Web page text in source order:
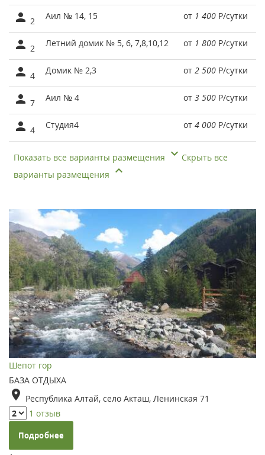
2 Аил № 14, 15 от 1 400 Р/сутки
2 Летний домик № 5, 6, 7,8,10,12 от 1 800 Р/сутки
4 Домик № 2,3 от 2 500 Р/сутки
7 Аил № 4 от 3 500 Р/сутки
4 Студия4 от 4 000 Р/сутки
Показать все варианты размещения
Скрыть все
варианты размещения
Шепот гор
БАЗА ОТДЫХА
Республика Алтай, село Акташ, Ленинская 71
1 отзыв
Подробнее